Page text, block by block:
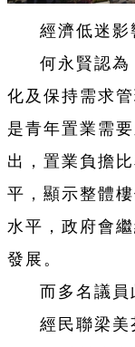
經濟低迷
何永賢認為
化及保持需求
是青年置業需
出，置業負擔
平，顯示整體
水平，政府會
發展。
而多名議員
經民聯梁美